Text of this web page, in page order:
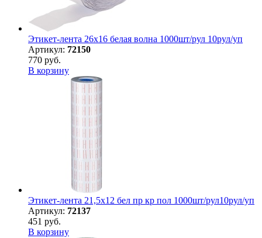
Этикет-лента 26х16 белая волна 1000шт/рул 10рул/уп
Артикул: 72150
770 руб.
В корзину
Этикет-лента 21,5х12 бел пр кр пол 1000шт/рул10рул/уп
Артикул: 72137
451 руб.
В корзину